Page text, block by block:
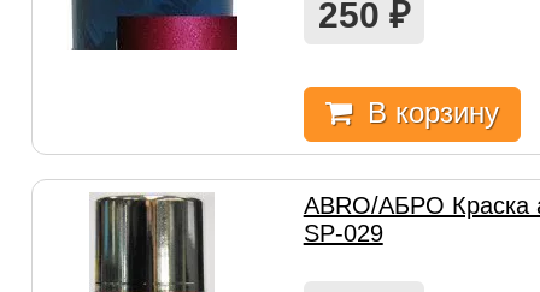
250 ₽
В корзину
ABRO/АБРО Краска
SP-029